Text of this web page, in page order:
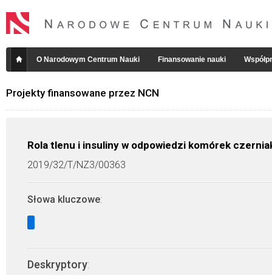
O Narodowym Centrum Nauki Finansowanie nauki
Projekty finansowane przez NCN
Rola tlenu i insuliny w odpowiedzi komórek
2019/32/T/NZ3/00363
Słowa kluczowe:
Deskryptory: